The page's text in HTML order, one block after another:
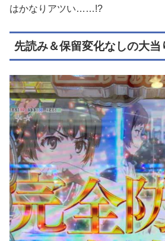
はかなりアツい……!?
先読み＆保留変化なしの大当